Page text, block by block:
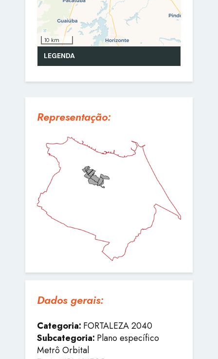
Representação:
Dados gerais:
Categoria: FORTALEZA 2040
Subcategoria: Plano específico
Metrô Orbital